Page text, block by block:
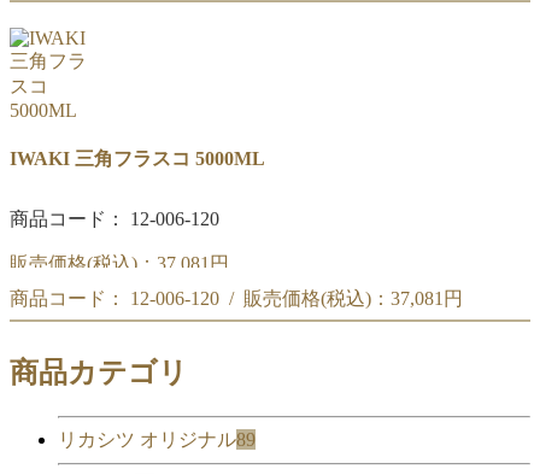
三角フラスコ 3000ML
IWAKI 三角フラスコ 5000ML
商品コード： 12-006-120
販売価格(税込)： 37,081円
三角フラスコ 5000ML
商品コード： 12-006-120 / 販売価格(税込)： 37,081円
商品カテゴリ
リカシツ オリジナル89